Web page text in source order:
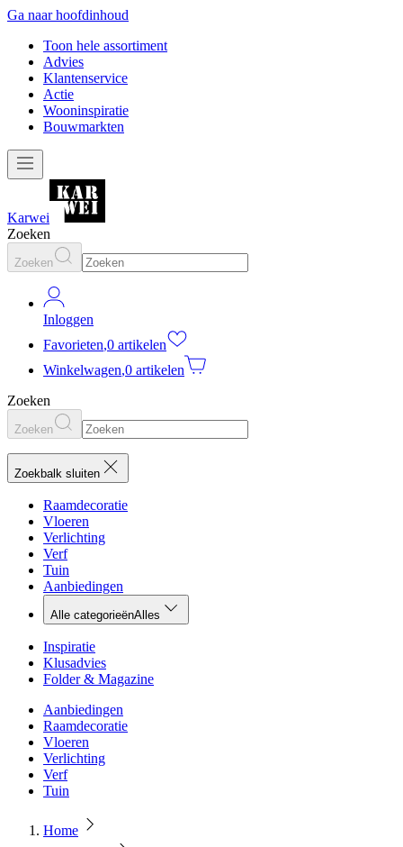
Ga naar hoofdinhoud
Toon hele assortiment
Advies
Klantenservice
Actie
Wooninspiratie
Bouwmarkten
Karwei
Zoeken
Zoeken
Inloggen
Favorieten,0 artikelen
Winkelwagen,0 artikelen
Zoeken
Zoeken
Zoekbalk sluiten
Raamdecoratie
Vloeren
Verlichting
Verf
Tuin
Aanbiedingen
Alle categorieënAlles
Inspiratie
Klusadvies
Folder & Magazine
Aanbiedingen
Raamdecoratie
Vloeren
Verlichting
Verf
Tuin
Home